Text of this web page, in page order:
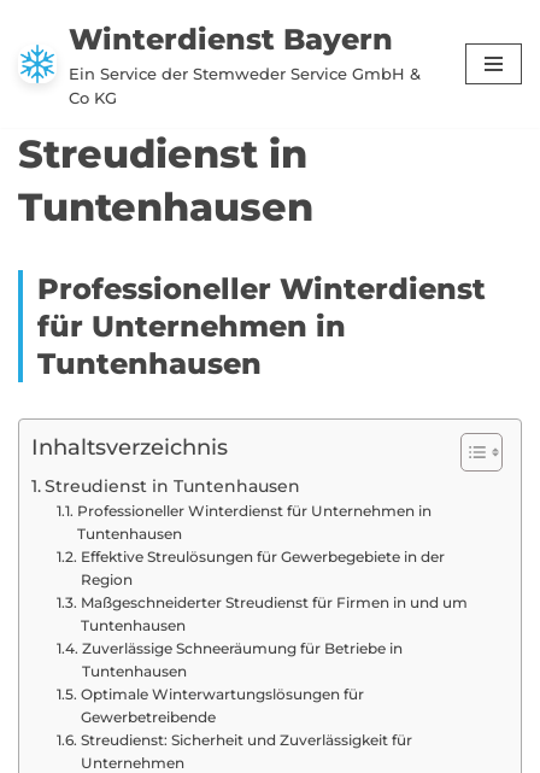
Zum
Inhalt
Winterdienst Bayern
Ein Service der Stemweder Service GmbH &
Co KG
Streudienst in
Tuntenhausen
Professioneller Winterdienst
für Unternehmen in
Tuntenhausen
Inhaltsverzeichnis
Streudienst in Tuntenhausen
Professioneller Winterdienst für Unternehmen in
Tuntenhausen
Effektive Streulösungen für Gewerbegebiete in der
Region
Maßgeschneiderter Streudienst für Firmen in und um
Tuntenhausen
Zuverlässige Schneeräumung für Betriebe in
Tuntenhausen
Optimale Winterwartungslösungen für
Gewerbetreibende
Streudienst: Sicherheit und Zuverlässigkeit für
Unternehmen